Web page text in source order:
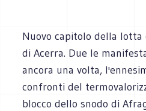
Nuovo capitolo della
di Acerra. Due le
ancora una volta,
confronti del
blocco dello snodo di